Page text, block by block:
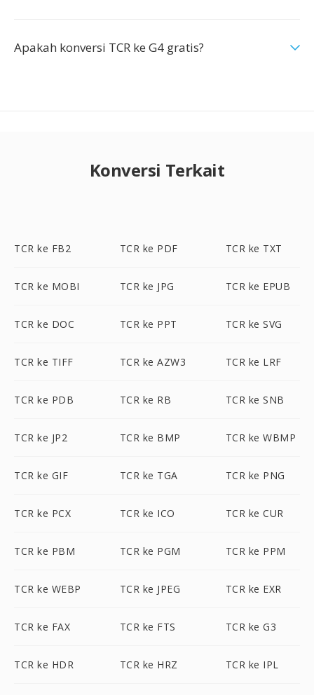
Apakah konversi TCR ke G4 gratis?
Konversi Terkait
TCR ke FB2 TCR ke PDF TCR ke TXT
TCR ke MOBI TCR ke JPG TCR ke EPUB
TCR ke DOC TCR ke PPT TCR ke SVG
TCR ke TIFF TCR ke AZW3 TCR ke LRF
TCR ke PDB TCR ke RB TCR ke SNB
TCR ke JP2 TCR ke BMP TCR ke WBMP
TCR ke GIF TCR ke TGA TCR ke PNG
TCR ke PCX TCR ke ICO TCR ke CUR
TCR ke PBM TCR ke PGM TCR ke PPM
TCR ke WEBP TCR ke JPEG TCR ke EXR
TCR ke FAX TCR ke FTS TCR ke G3
TCR ke HDR TCR ke HRZ TCR ke IPL